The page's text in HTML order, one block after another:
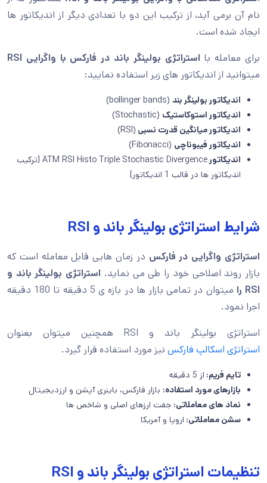
نام آن برمی آید، از ترکیب این دو با تعدادی دیگر از اندیکاتور ها
ایجاد شده است.
برای معامله با استراتژی بولینگر باند در فارکس با واگرایی RSI
میتوانید از اندیکاتور های زیر استفاده نمایید:
اندیکاتور بولینگر بند (bollinger bands)
اندیکاتور استوکاستیک (Stochastic)
اندیکاتور میانگین قدرت نسبی (RSI)
اندیکاتور فیبوناچی (Fibonacci)
اندیکاتور
ATM RSI Histo Triple Stochastic Divergence [ترکیب
اندیکاتور ها در قالب 1 اندیکاتور]
شرایط استراتژی بولینگر باند و RSI
استراتژی واگرایی در فارکس در زمان هایی قابل معامله است که
بازار روند اصلاحی خود را طی می نماید. استراتژی بولینگر باند و
RSI را
میتوان در تمامی بازار ها در بازه ی 5 دقیقه تا 180 دقیقه
اجرا نمود.
استراتژی بولینگر باند و RSI همچنین میتوان بعنوان
استراتژی اسکالپ فارکس نیز مورد استفاده قرار گیرد.
تایم فریم: از 5 دقیقه
بازارهای مورد استفاده: بازار فارکس، باینری آپشن و ارزدیجیتال
نماد های معاملاتی: جفت ارزهای اصلی و شاخص ها
سشن معاملاتی: اروپا و آمریکا
تنظیمات استراتژی بولینگر باند و RSI